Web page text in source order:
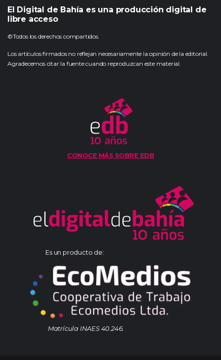
El Digital de Bahía es una producción digital de
libre acceso
©Todos los derechos compartidos.
Los artículos firmados no reflejan necesariamente la opinión de la editorial.
Agradecemos citar la fuente cuando reproduzcan este material.
CONOCE MÁS SOBRE EDB
Es un producto de:
Matrícula INAES 40.246.